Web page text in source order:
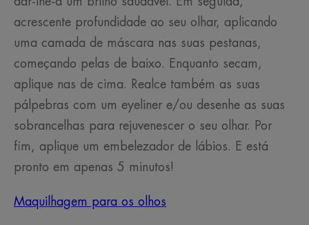
acrescente profundidade ao seu olhar, aplicando
uma camada de máscara nas suas pestanas,
começando pelas de baixo. Enquanto secam,
aplique nas de cima. Realce também as suas
pálpebras com um eyeliner e/ou desenhe as suas
sobrancelhas para rejuvenescer o seu olhar. Por
fim, aplique um embelezador de lábios. E está
pronto em apenas 5 minutos!
Maquilhagem para os olhos